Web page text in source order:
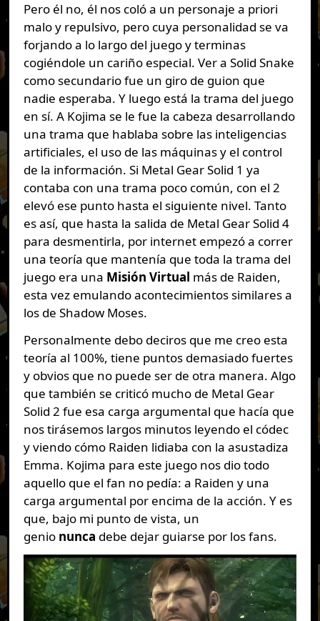
Pero él no, él nos coló a un personaje a priori
malo y repulsivo, pero cuya personalidad se va
forjando a lo largo del juego y terminas
cogiéndole un cariño especial. Ver a Solid Snake
como secundario fue un giro de guion que
nadie esperaba. Y luego está la trama del juego
en sí. A Kojima se le fue la cabeza desarrollando
una trama que hablaba sobre las inteligencias
artificiales, el uso de las máquinas y el control
de la información. Si Metal Gear Solid 1 ya
contaba con una trama poco común, con el 2
elevó ese punto hasta el siguiente nivel. Tanto
es así, que hasta la salida de Metal Gear Solid 4
para desmentirla, por internet empezó a correr
una teoría que mantenía que toda la trama del
juego era una Misión Virtual más de Raiden,
esta vez emulando acontecimientos similares a
los de Shadow Moses.
Personalmente debo deciros que me creo esta
teoría al 100%, tiene puntos demasiado fuertes
y obvios que no puede ser de otra manera. Algo
que también se criticó mucho de Metal Gear
Solid 2 fue esa carga argumental que hacía que
nos tirásemos largos minutos leyendo el códec
y viendo cómo Raiden lidiaba con la asustadiza
Emma. Kojima para este juego nos dio todo
aquello que el fan no pedía: a Raiden y una
carga argumental por encima de la acción. Y es
que, bajo mi punto de vista, un
genio nunca debe dejar guiarse por los fans.